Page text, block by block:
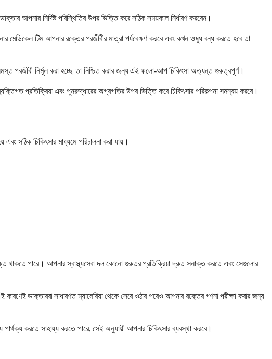
আপনার নির্দিষ্ট পরিস্থিতির উপর ভিত্তি করে সঠিক সময়কাল নির্ধারণ করবেন।
মেডিকেল টিম আপনার রক্তের পরজীবীর মাত্রা পর্যবেক্ষণ করবে এবং কখন ওষুধ বন্ধ করতে হবে তা
পরজীবী নির্মূল করা হচ্ছে তা নিশ্চিত করার জন্য এই ফলো-আপ চিকিৎসা অত্যন্ত গুরুত্বপূর্ণ।
প্রতিক্রিয়া এবং পুনরুদ্ধারের অগ্রগতির উপর ভিত্তি করে চিকিৎসার পরিকল্পনা সমন্বয় করবে।
সঠিক চিকিৎসার মাধ্যমে পরিচালনা করা যায়।
থাকতে পারে। আপনার স্বাস্থ্যসেবা দল কোনো গুরুতর প্রতিক্রিয়া দ্রুত সনাক্ত করতে এবং সেগুলোর
ডাক্তাররা সাধারণত ম্যালেরিয়া থেকে সেরে ওঠার পরেও আপনার রক্তের গণনা পরীক্ষা করার জন্য
করতে সাহায্য করতে পারে, সেই অনুযায়ী আপনার চিকিৎসার ব্যবস্থা করবে।